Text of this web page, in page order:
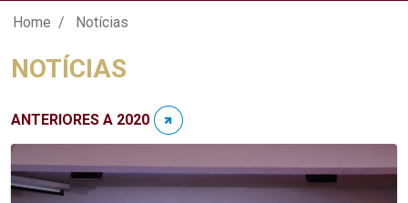
Notícias - Unicap
Home Notícias
NOTÍCIAS
ANTERIORES A 2020